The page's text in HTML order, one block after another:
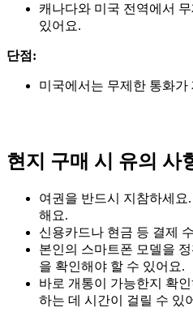
캐나다와 미국 전역에서
있어요.
단점:
미국에서는 무제한 통화가
현지 구매 시 유의 사
여권을 반드시 지참하세요
해요.
신용카드나 현금 등 결제
본인의 스마트폰 모델을
을 확인해야 할 수 있어요.
바로 개통이 가능한지 확
하는 데 시간이 걸릴 수 있